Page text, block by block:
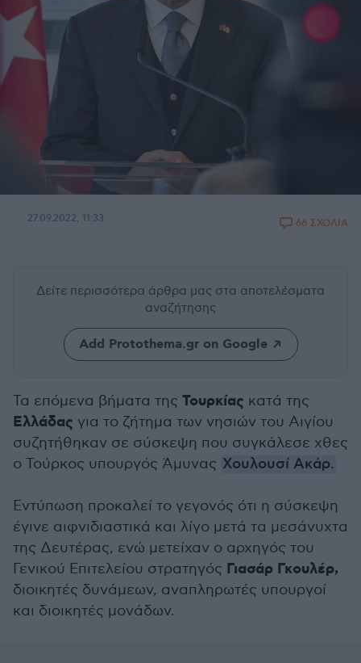
27.09.2022, 11:33 66 ΣΧΟΛΙΑ
Δείτε περισσότερα άρθρα μας στα αποτελέσματα
αναζήτησης
Add Protothema.gr on Google
Τα επόμενα βήματα της Τουρκίας κατά της
Ελλάδας για το ζήτημα των νησιών του Αιγίου
συζητήθηκαν σε σύσκεψη που συγκάλεσε χθες
ο Τούρκος υπουργός Άμυνας Χουλουσί Ακάρ.
Εντύπωση προκαλεί το γεγονός ότι η σύσκεψη
έγινε αιφνιδιαστικά και λίγο μετά τα μεσάνυχτα
της Δευτέρας, ενώ μετείχαν ο αρχηγός του
Γενικού Επιτελείου στρατηγός Γιασάρ Γκουλέρ,
διοικητές δυνάμεων, αναπληρωτές υπουργοί
και διοικητές μονάδων.